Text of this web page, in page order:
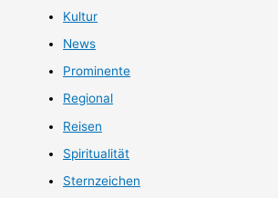
Kultur
News
Prominente
Regional
Reisen
Spiritualität
Sternzeichen